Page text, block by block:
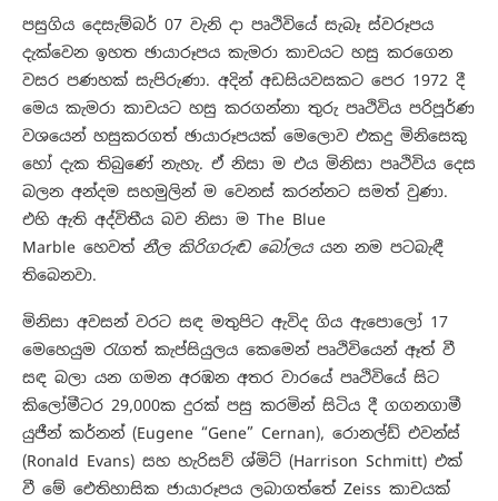
පසුගිය දෙසැම්බර් 07 වැනි දා පෘථිවියේ සැබෑ ස්වරූපය
දැක්වෙන ඉහත ඡායාරූපය කැමරා කාචයට හසු කරගෙන
වසර පණහක් සැපිරුණා. අදින් අඩසියවසකට පෙර 1972 දී
මෙය කැමරා කාචයට හසු කරගන්නා තුරු පෘථිවිය පරිපූර්ණ
වශයෙන් හසුකරගත් ඡායාරූපයක් මෙලොව එකදු මිනිසෙකු
හෝ දැක තිබුණේ නැහැ. ඒ නිසා ම එය මිනිසා පෘථිවිය දෙස
බලන අන්දම සහමුලින් ම වෙනස් කරන්නට සමත් වුණා.
එහි ඇති අද්විතීය බව නිසා ම The Blue
Marble හෙවත් නීල කිරිගරුඬ බෝලය යන නම පටබැඳී
තිබෙනවා.
මිනිසා අවසන් වරට සඳ මතුපිට ඇවිද ගිය ඇපොලෝ 17
මෙහෙයුම රැගත් කැප්සියුලය කෙමෙන් පෘථිවියෙන් ඈත් වී
සඳ බලා යන ගමන අරඹන අතර වාරයේ පෘථිවියේ සිට
කිලෝමීටර 29,000ක දුරක් පසු කරමින් සිටිය දී ගගනගාමී
යුජීන් කර්නන් (Eugene “Gene” Cernan), රොනල්ඩ් එවන්ස්
(Ronald Evans) සහ හැරිසව් ශ්මිට් (Harrison Schmitt) එක්
වී මේ ඓතිහාසික ජායාරූපය ලබාගත්තේ Zeiss කාචයක්